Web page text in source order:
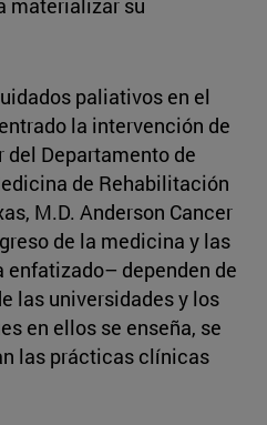
materializar su
paliativos en el
la intervención de
del Departamento de
de Rehabilitación
M.D. Anderson Cancer
de la medicina y las
dependen de
las universidades y los
en ellos se enseña, se
las prácticas clínicas